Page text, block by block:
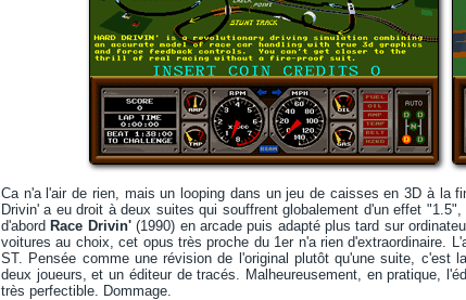
Ca n'a l'air de rien, mais un looping dans un jeu de caisses en 3D à la
Drivin' a eu droit à deux suites qui souffrent globalement d'un effet
d'abord Race Drivin'(1990) en arcade puis adapté plus tard sur
voitures au choix, cet opus très proche du 1er n'a rien d'extraordinaire.
ST. Pensée comme une révision de l'original plutôt qu'une suite,
deux joueurs, et un éditeur de tracés. Malheureusement, en pratique,
très perfectible. Dommage.